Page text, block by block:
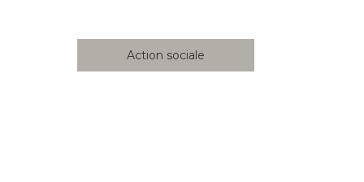
Action sociale